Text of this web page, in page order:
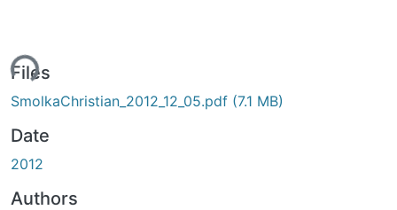
Files
SmolkaChristian_2012_12_05.pdf (7.1 MB)
Date
2012
Authors